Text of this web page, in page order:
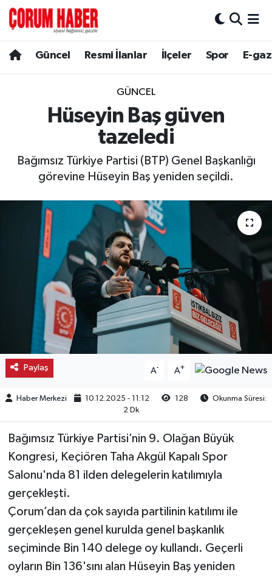
Güncel Resmi İlanlar İlçeler Spor E-
GÜNCEL
Hüseyin Baş güven
tazeledi
Bağımsız Türkiye Partisi (BTP) Genel Başkanlığı
görevine Hüseyin Baş yeniden seçildi.
Paylaş A- A+
Haber Merkezi 10.12.2025 - 11:12 128
Okunma Süresi:
2 Dk
Bağımsız Türkiye Partisi’nin 9. Olağan Büyük
Kongresi, Keçiören Taha Akgül Kapalı Spor
Salonu'nda 81 ilden delegelerin katılımıyla
gerçekleşti.
Çorum’dan da çok sayıda partilinin katılımı ile
gerçekleşen genel kurulda genel başkanlık
seçiminde Bin 140 delege oy kullandı. Geçerli
oyların Bin 136'sını alan Hüseyin Baş yeniden
Spor
Resmi İlanlar
Bayat
Boğazkale
Dodurga
İskilip
Kargı
Laçin
Mecitözü
Osmancık
Sungurlu
Uğurludağ
Sağlık
Hava Durumu
Çorum Namaz Vakitleri
Trafik Durumu
Süper Lig Puan Durumu ve Fikstür
Tüm Manşetler
Son Dakika Haberleri
Haber Arşivi